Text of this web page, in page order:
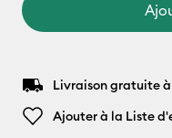
Livraison gratuite
Ajouter à la Liste